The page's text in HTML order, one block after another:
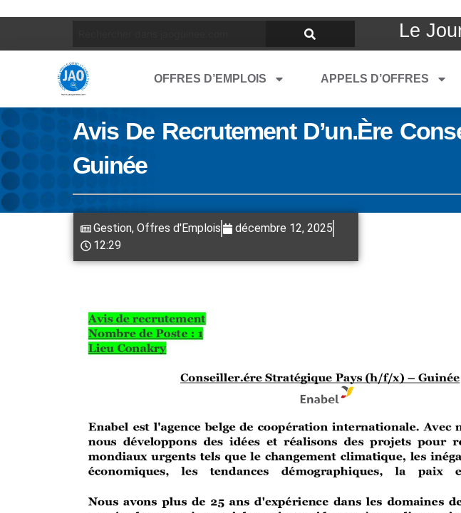
Le
OFFRES D’EMPLOIS APPELS D’OFFRES
Avis De Recrutement D’un.ère
Guinée
Gestion, Offres d'Emplois
décembre 12, 2025
12:29